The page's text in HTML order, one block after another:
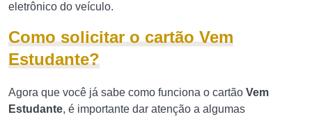
eletrônico do veículo.
Como solicitar o cartão Vem
Estudante?
Agora que você já sabe como funciona o cartão Vem
Estudante, é importante dar atenção a algumas